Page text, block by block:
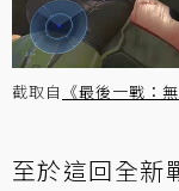
截取自 《最後一戰：
至於這回全新